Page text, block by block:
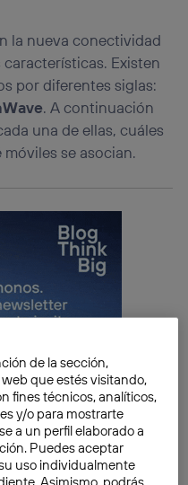
la nueva conectividad
Existen
por diferentes siglas:
. A continuación
una de ellas, cuáles
se asocian.
de la sección,
que estés visitando,
fines técnicos, analíticos,
y/o para mostrarte
a un perfil elaborado a
Puedes aceptar
uso individualmente